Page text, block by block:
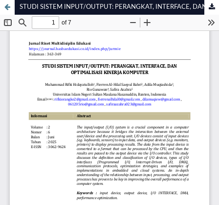
STUDI SISTEM INPUT/OUTPUT: PERANGKAT, INTERFACE, DAN OPTIMALISASI KINERJA KOMPUTER